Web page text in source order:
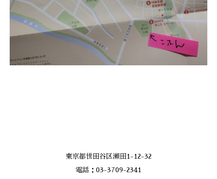
東京都世田谷区瀬田1-12-32
電話：03-3709-2341